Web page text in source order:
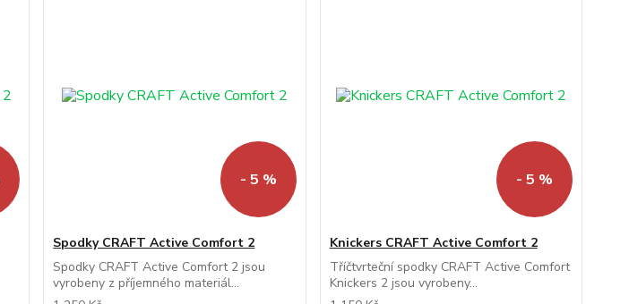
- 5 %
Spodky CRAFT Active Comfort 2
Spodky CRAFT Active Comfort 2 jsou
vyrobeny z příjemného materiál...
- 5 %
Knickers CRAFT Active Comfort 2
Tříčtvrteční spodky CRAFT Active Comfort
Knickers 2 jsou vyrobeny...